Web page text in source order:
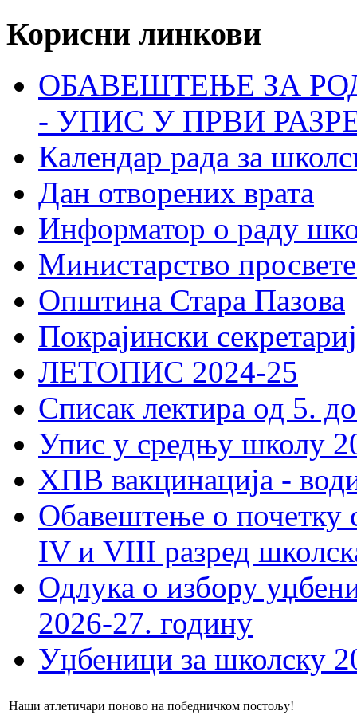
Корисни линкови
ОБАВЕШТЕЊЕ ЗА
- УПИС У ПРВИ
Календар рада за
Дан отворених врата
Информатор о раду
Министарство
Општина Стара Пазова
Покрајински
ЛЕТОПИС 2024-25
Списак лектира од 5.
Упис у средњу школу
ХПВ вакцинација -
Обавештење о почетку
IV и VIII разред
Одлука о избору
2026-27. годину
Уџбеници за школску
Наши атлетичари поново на победничком постољу!